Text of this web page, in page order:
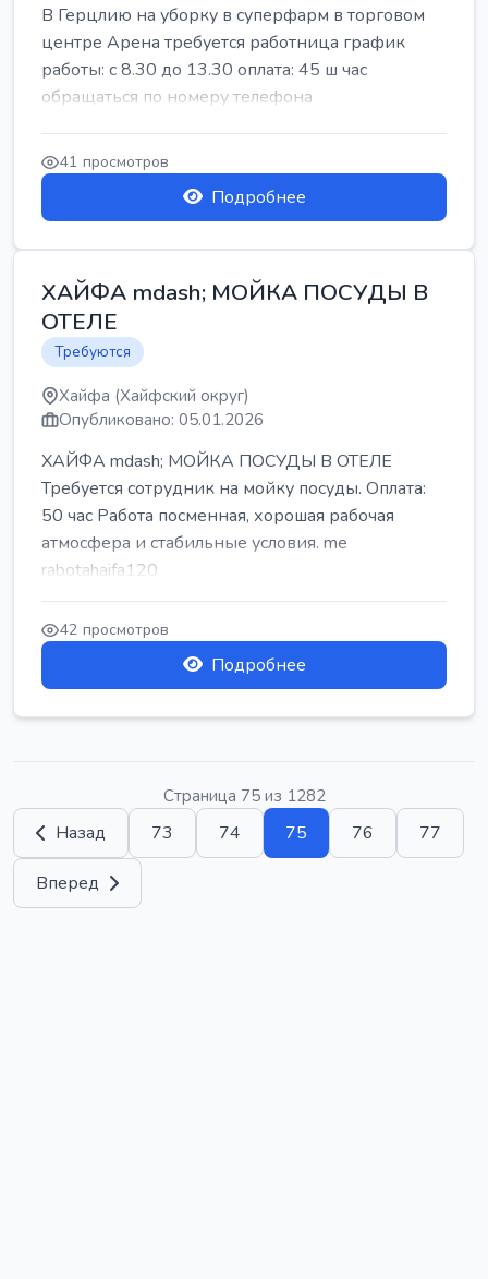
В Герцлию на уборку в суперфарм в торговом
центре Арена требуется работница график
работы: с 8.30 до 13.30 оплата: 45 ш час
обращаться по номеру телефона
41 просмотров
Подробнее
ХАЙФА mdash; МОЙКА ПОСУДЫ В
ОТЕЛЕ
Требуются
Хайфа (Хайфский округ)
Опубликовано: 05.01.2026
ХАЙФА mdash; МОЙКА ПОСУДЫ В ОТЕЛЕ
Требуется сотрудник на мойку посуды. Оплата:
50 час Работа посменная, хорошая рабочая
атмосфера и стабильные условия. me
rabotahaifa120
42 просмотров
Подробнее
Страница 75 из 1282
Назад 73 74 75 76 77
Вперед